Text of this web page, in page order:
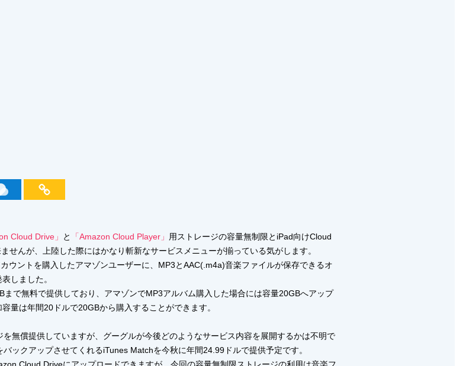
Cloud Drive」 と 「Amazon Cloud Player」
用ストレージの容量無制限とiPad向けCloud
せんが、上陸した際にはかなり斬新なサービスメニューが揃っている気がします。
ウントを購入したアマゾンユーザーに、MP3とAAC(.m4a)音楽ファイルが保存できるオ
しました。
で無料で提供しており、アマゾンでMP3アルバム購入した場合には容量20GBへアップ
量は年間20ドルで20GBから購入することができます。
無償提供していますが、グーグルが今後どのようなサービス内容を展開するかは不明で
ックアップさせてくれるiTunes Matchを今秋に年間24.99ドルで提供予定です。
Cloud Driveにアップロードできますが、今回の容量無制限ストレージの利用は音楽フ